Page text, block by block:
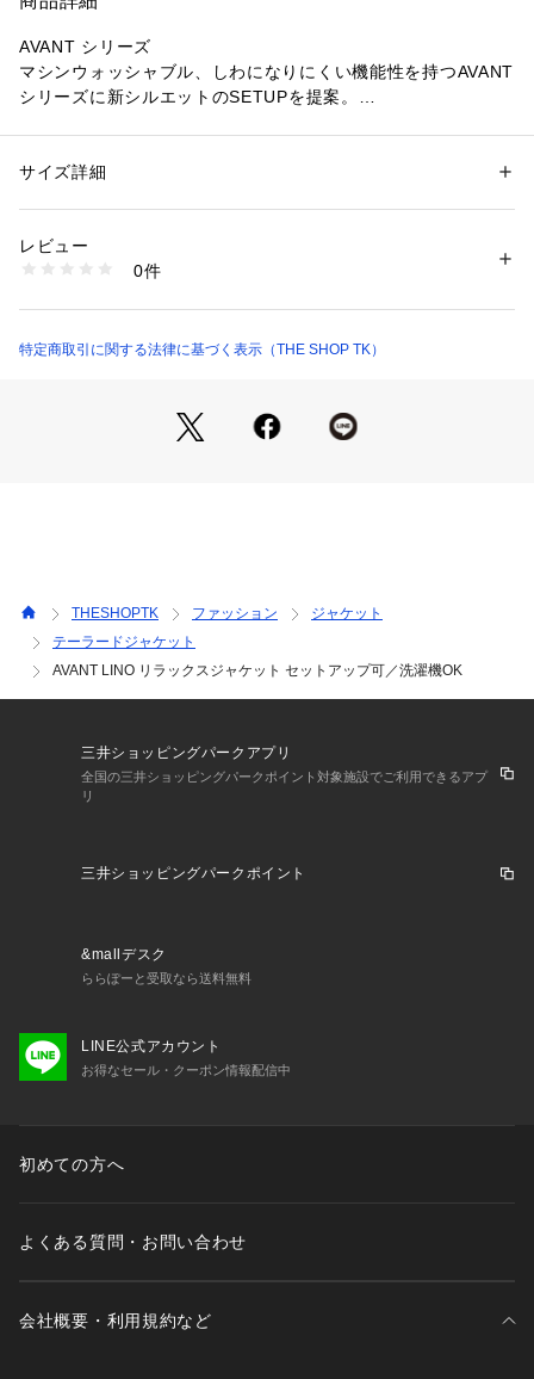
AVANT シリーズ
マシンウォッシャブル、しわになりにくい機能性を持つAVANT
シリーズに新シルエットのSETUPを提案。
これからのシーズン通して着用できる素材感が嬉しい。
ボックスシルエットジャケットとは、箱（ボックス）のように
肩から裾まで直線的で角ばった四角いフォルムが特徴のジャケ
ます。
【着こなしのポイント】
■カジュアルに：Tシャツやニットと合わせて、ラフに着こな
す。
■ビジネスに：室内での着用やクールビスにも適している。
のリラックス感。
【仕様】
・裏地なし
※照明の関係により、実際よりも色味が違って見える場合があ
ります。また、パソコン・スマートフォンなどの環境により、
性別：メンズ
素材：表地: ポリエステル100％ 裏地: ポリエステル100％
商品番号：
616-45106 （ショップ）
サイズ詳細
レビュー
0件
特定商取引に関する法律に基づく表示（THE SHOP TK）
THESHOPTK ファッション
ジャケット
テーラードジャケット
AVANT LINO リラックスジャケット セットアップ可／洗濯機OK
三井ショッピングパークアプリ
全国の三井ショッピングパークポイント対象施設でご利用できるアプ
リ
三井ショッピングパークポイント
&mallデスク
ららぽーと受取なら送料無料
LINE公式アカウント
お得なセール・クーポン情報配信中
初めての方へ
よくある質問・お問い合わせ
会社概要・利用規約など